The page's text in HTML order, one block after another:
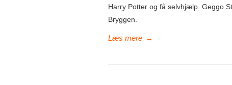
Harry Potter og få selvhjælp. Geggo
Bryggen.
→